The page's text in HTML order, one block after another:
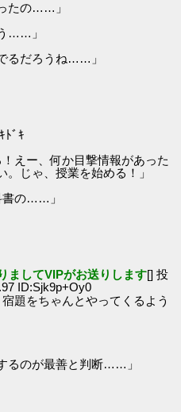
たの……」
……」
るだろうね……」
ﾞｷ
えー、何か目撃情報があった
じゃ、授業を始める！」
書の……」
ましてVIPがお送りします[] 投
ID:Sjk9p+Oy0
題をちゃんとやってくるよう
のが最善と判断……」